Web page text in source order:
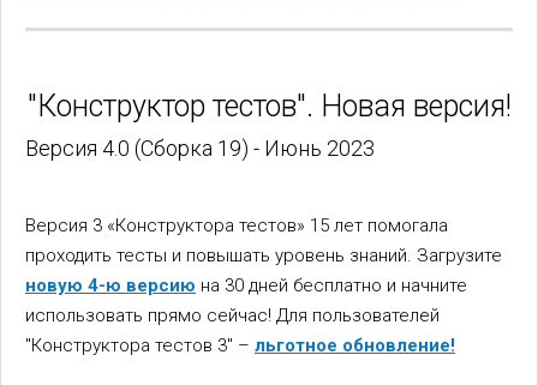
"Конструктор тестов". Новая версия!
Версия 4.0 (Сборка 19) - Июнь 2023
Версия 3 «Конструктора тестов» 15 лет помогала
проходить тесты и повышать уровень знаний. Загрузите
новую 4-ю версию на 30 дней бесплатно и начните
использовать прямо сейчас! Для пользователей
"Конструктора тестов 3" – льготное обновление!